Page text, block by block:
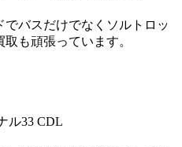
バスだけでなくソルトロッ
も頑張っています。
ル33 CDL